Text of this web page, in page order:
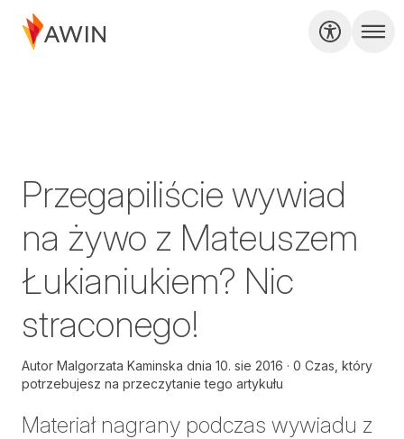
Przegapiliście wywiad
na żywo z Mateuszem
Łukianiukiem? Nic
straconego!
Autor Malgorzata Kaminska dnia 10. sie 2016
0 Czas, który
potrzebujesz na przeczytanie tego artykułu
Materiał nagrany podczas wywiadu z